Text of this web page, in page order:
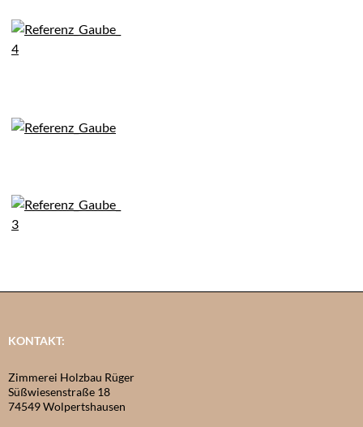
KONTAKT:
Zimmerei Holzbau Rüger
Süßwiesenstraße 18
74549 Wolpertshausen